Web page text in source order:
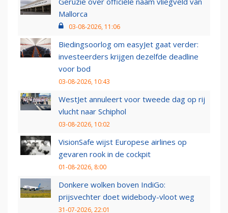
Mallorca
03-08-2026, 11:06
Biedingsoorlog om easyJet gaat verder:
investeerders krijgen dezelfde deadline
voor bod
03-08-2026, 10:43
WestJet annuleert voor tweede dag op rij
vlucht naar Schiphol
03-08-2026, 10:02
VisionSafe wijst Europese airlines op
gevaren rook in de cockpit
01-08-2026, 8:00
Donkere wolken boven IndiGo:
prijsvechter doet widebody-vloot weg
31-07-2026, 22:01